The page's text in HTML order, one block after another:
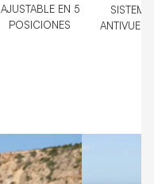
AJUSTABLE EN 5
POSICIONES
SISTEMA